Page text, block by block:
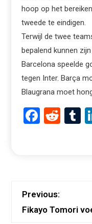
hoop op het
tweede te eindigen.
Terwijl de twee
bepalend kunnen
Barcelona speelde
tegen Inter. Barça
Blaugrana moet
Previous:
Fikayo Tomori